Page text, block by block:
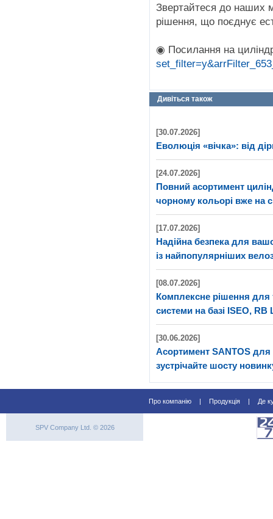
Звертайтеся до наших
рішення, що поєднує
◉ Посилання на
Дивіться також
[30.07.2026]
Еволюція «вічка»: від
[24.07.2026]
Повний асортимент
чорному кольорі вже на
[17.07.2026]
Надійна безпека для
із найпопулярніших
[08.07.2026]
Комплексне рішення для
системи на базі ISEO, RB
[30.06.2026]
Асортимент SANTOS
зустрічайте шосту
Про компанію | Продукція | Де
SPV Company Ltd. © 2026